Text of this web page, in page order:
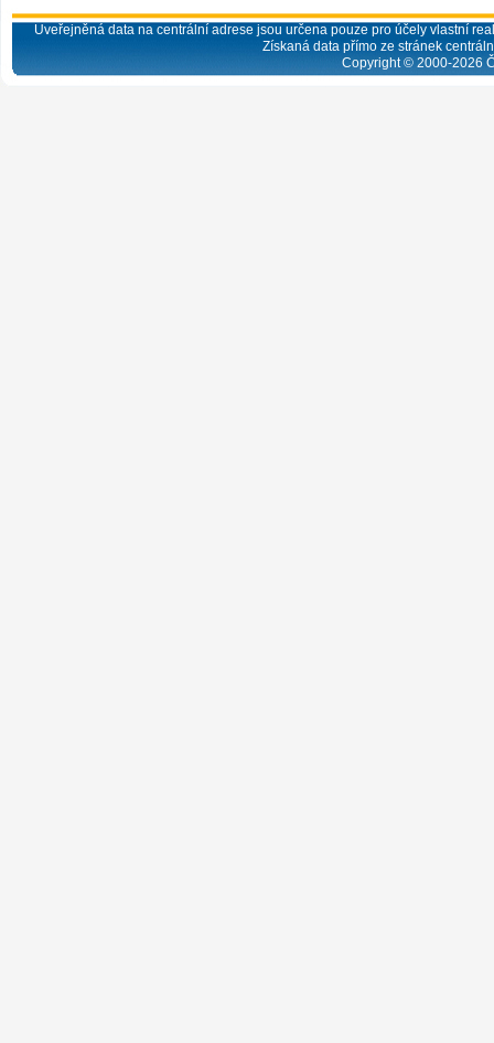
Uveřejněná data na centrální adrese jsou určena pouze pro účely vlastní
Získaná data přímo ze stránek
Copyright © 2000-2026